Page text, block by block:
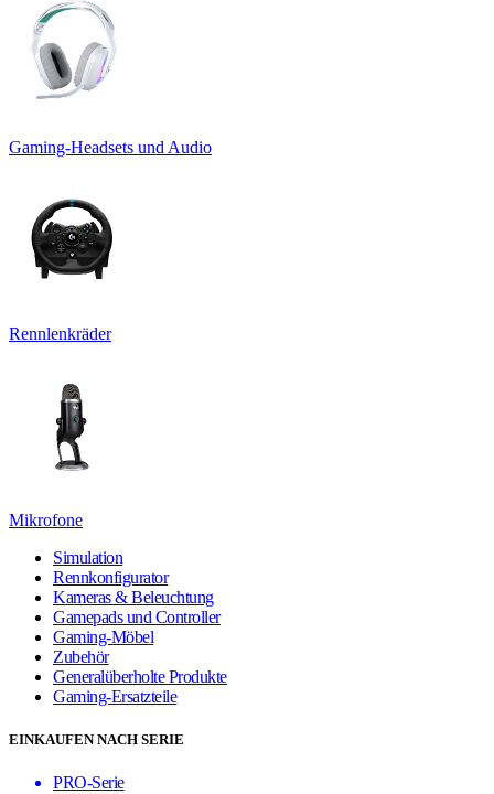
Gaming-Headsets und Audio
Rennlenkräder
Mikrofone
Simulation
Rennkonfigurator
Kameras & Beleuchtung
Gamepads und Controller
Gaming-Möbel
Zubehör
Generalüberholte Produkte
Gaming-Ersatzteile
EINKAUFEN NACH SERIE
PRO-Serie